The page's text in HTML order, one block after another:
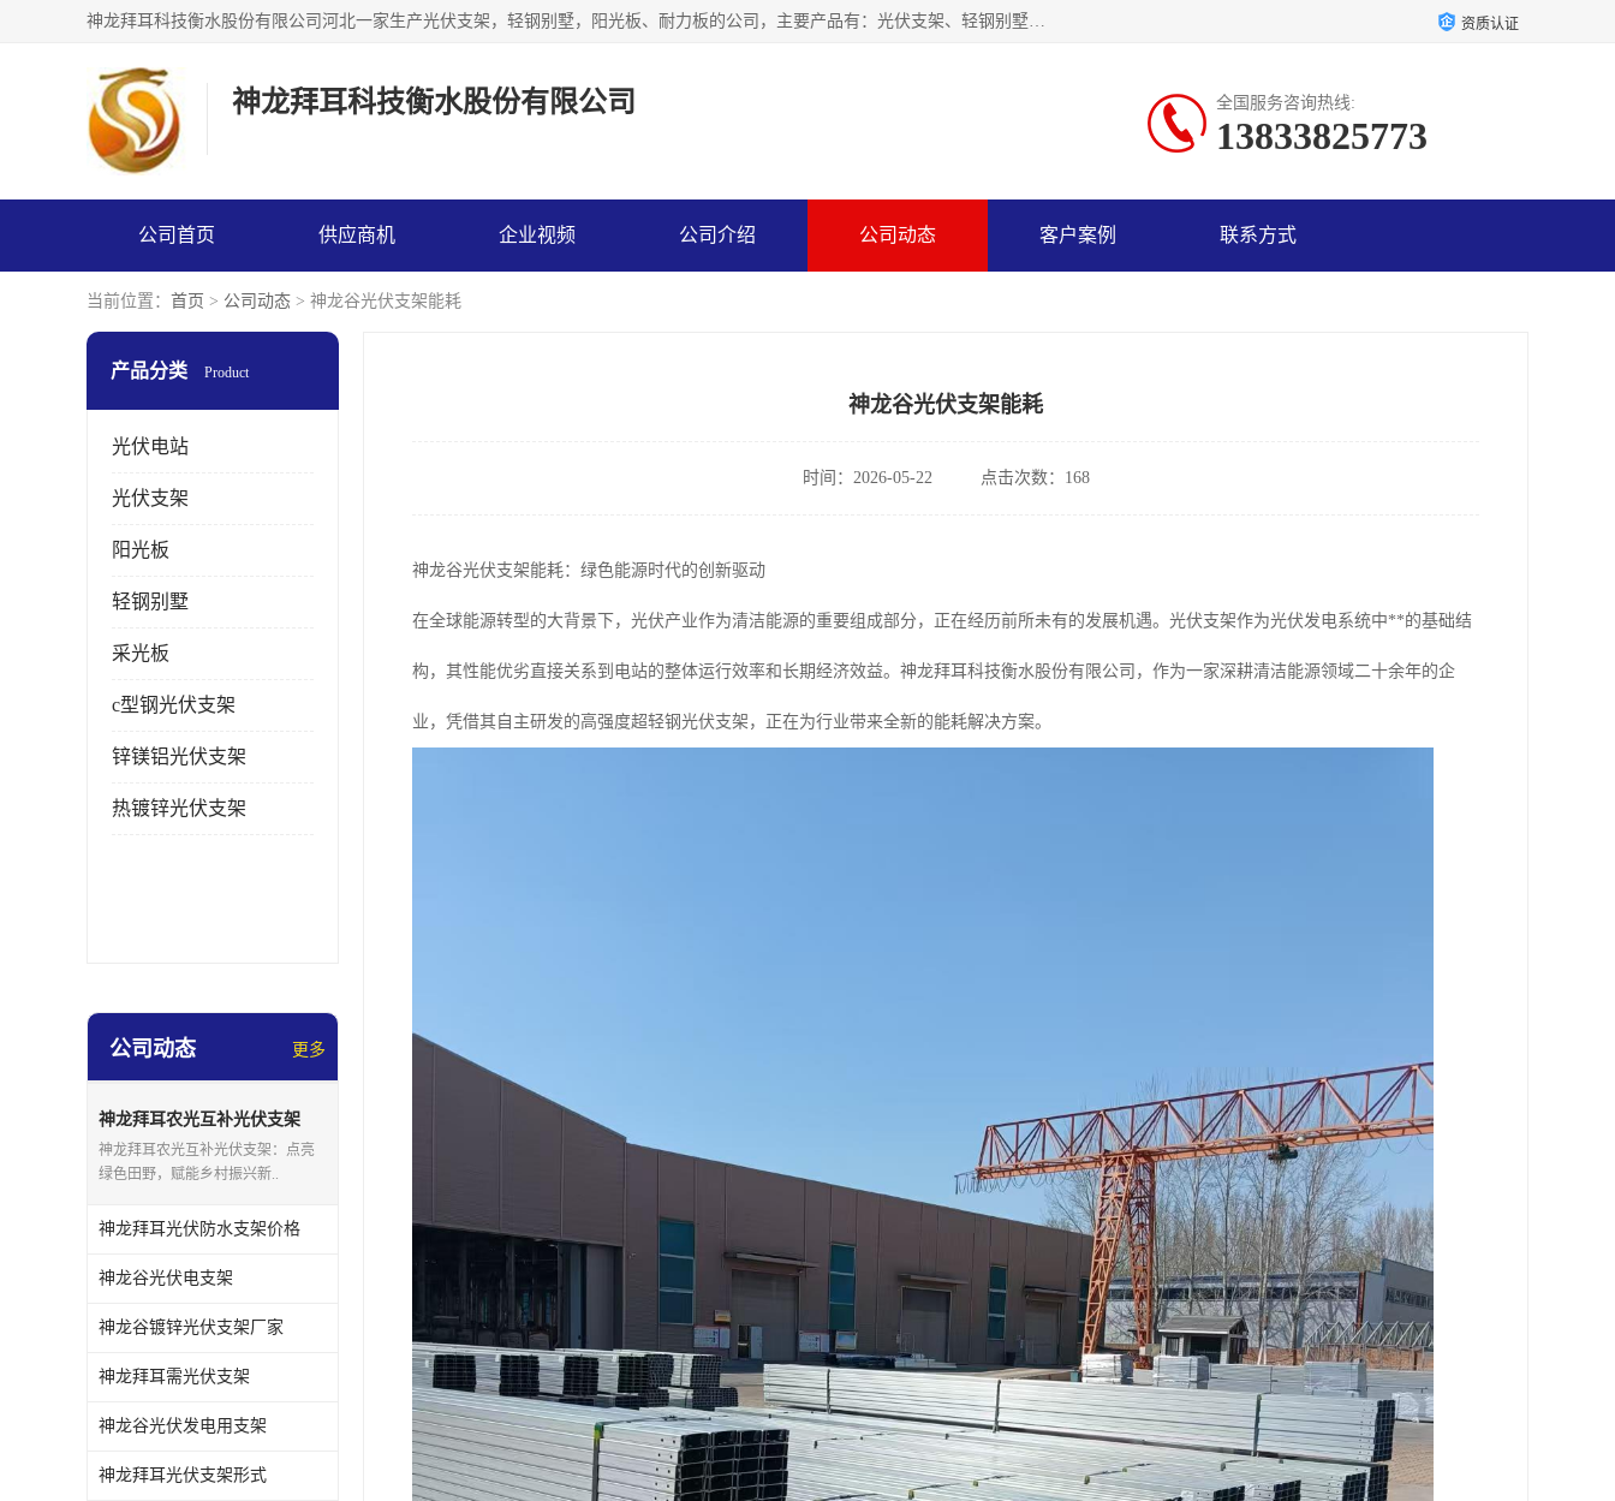
神龙拜耳科技衡水股份有限公司河北一家生产光伏支架，轻钢别墅，阳光板、耐力板的公司，主要产品有：光伏支架、轻钢别墅、阳光板、耐力板、采光板等，公司参与制定了多项标准。 资质认证
神龙拜耳科技衡水股份有限公司 全国服务咨询热线:
13833825773
公司首页 供应商机 企业视频 公司介绍 公司动态 客户案例 联系方式
当前位置： 首页 > 公司动态 > 神龙谷光伏支架能耗
产品分类 Product
光伏电站
光伏支架
阳光板
轻钢别墅
采光板
c型钢光伏支架
锌镁铝光伏支架
热镀锌光伏支架
公司动态 更多
神龙拜耳农光互补光伏支架
神龙拜耳农光互补光伏支架：点亮
绿色田野，赋能乡村振兴新..
神龙拜耳光伏防水支架价格
神龙谷光伏电支架
神龙谷镀锌光伏支架厂家
神龙拜耳需光伏支架
神龙谷光伏发电用支架
神龙拜耳光伏支架形式
神龙谷光伏支架能耗
时间：2026-05-22 点击次数：168
神龙谷光伏支架能耗：绿色能源时代的创新驱动
在全球能源转型的大背景下，光伏产业作为清洁能源的重要组成部分，正在经历前所未有的发展机遇。光伏支架作为光伏发电系统中**的基础结
构，其性能优劣直接关系到电站的整体运行效率和长期经济效益。神龙拜耳科技衡水股份有限公司，作为一家深耕清洁能源领域二十余年的企
业，凭借其自主研发的高强度超轻钢光伏支架，正在为行业带来全新的能耗解决方案。